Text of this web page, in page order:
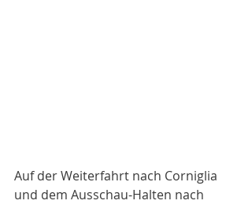
Auf der Weiterfahrt nach Corniglia
und dem Ausschau-Halten nach